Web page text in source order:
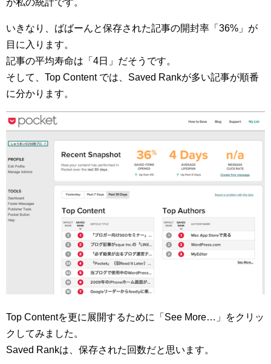
が私の統計です。
いきなり、ばばーんと保存された記事の開封率「36%」が
目に入ります。
記事の平均寿命は「4日」だそうです。
そして、Top Content では、Saved Rankが多い記事が順番
に分かります。
Top Contentを更に展開するために「See More…」をクリッ
クしてみました。
Saved Rankは、保存された回数だと思います。